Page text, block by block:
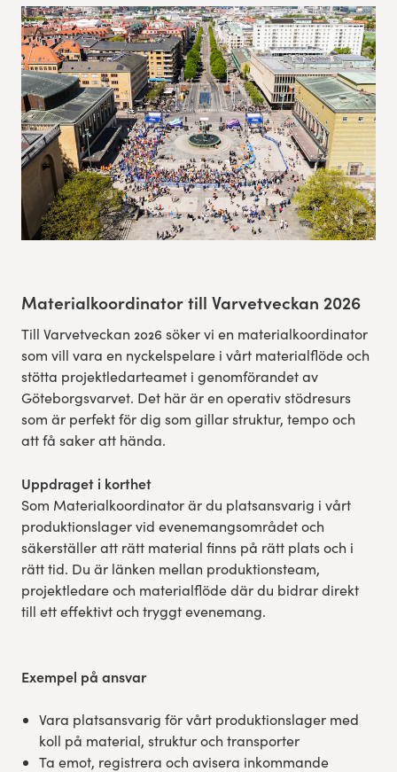
Materialkoordinator till Varvetveckan 2026
Till Varvetveckan 2026 söker vi en materialkoordinator
som vill vara en nyckelspelare i vårt materialflöde och
stötta projektledarteamet i genomförandet av
Göteborgsvarvet. Det här är en operativ stödresurs
som är perfekt för dig som gillar struktur, tempo och
att få saker att hända.
Uppdraget i korthet
Som Materialkoordinator är du platsansvarig i vårt
produktionslager vid evenemangsområdet och
säkerställer att rätt material finns på rätt plats och i
rätt tid. Du är länken mellan produktionsteam,
projektledare och materialflöde där du bidrar direkt
till ett effektivt och tryggt evenemang.
Exempel på ansvar
Vara platsansvarig för vårt produktionslager med
koll på material, struktur och transporter
Ta emot, registrera och avisera inkommande
Res, bo, upplev
Hållbarhet
Göteborgsvarvets historia
Funktionär/Volontär